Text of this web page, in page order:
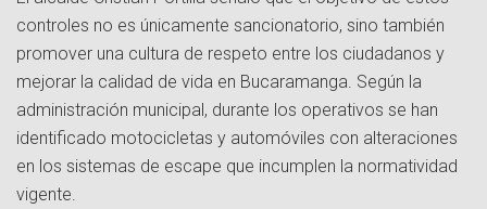
controles no es únicamente sancionatorio, sino también
promover una cultura de respeto entre los ciudadanos y
mejorar la calidad de vida en Bucaramanga. Según la
administración municipal, durante los operativos se han
identificado motocicletas y automóviles con alteraciones
en los sistemas de escape que incumplen la normatividad
vigente.